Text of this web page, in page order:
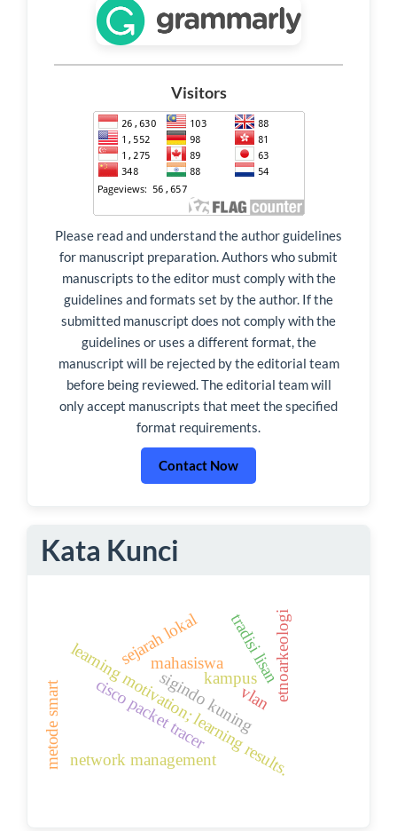
Visitors
Please read and understand the author guidelines
for manuscript preparation. Authors who submit
manuscripts to the editor must comply with the
guidelines and formats set by the author. If the
submitted manuscript does not comply with the
guidelines or uses a different format, the
manuscript will be rejected by the editorial team
before being reviewed. The editorial team will
only accept manuscripts that meet the specified
format requirements.
Contact Now
Kata Kunci
learning motivation; learning results.
vlan
cisco packet tracer
network management
kampus
metode smart
mahasiswa
sejarah lokal tradisi lisanetnoarkeologi
sigindo kuning